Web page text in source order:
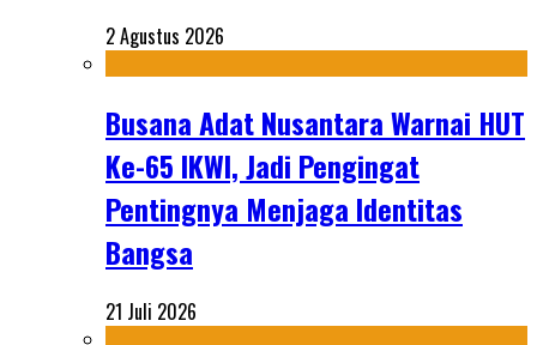
2 Agustus 2026
Busana Adat Nusantara Warnai HUT
Ke-65 IKWI, Jadi Pengingat
Pentingnya Menjaga Identitas
Bangsa
21 Juli 2026